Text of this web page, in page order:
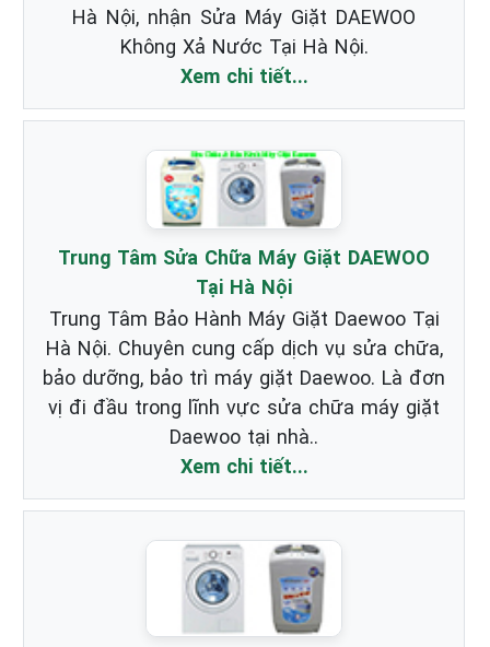
Hà Nội, nhận Sửa Máy Giặt DAEWOO
Không Xả Nước Tại Hà Nội.
Xem chi tiết...
Trung Tâm Sửa Chữa Máy Giặt DAEWOO
Tại Hà Nội
Trung Tâm Bảo Hành Máy Giặt Daewoo Tại
Hà Nội. Chuyên cung cấp dịch vụ sửa chữa,
bảo dưỡng, bảo trì máy giặt Daewoo. Là đơn
vị đi đầu trong lĩnh vực sửa chữa máy giặt
Daewoo tại nhà..
Xem chi tiết...